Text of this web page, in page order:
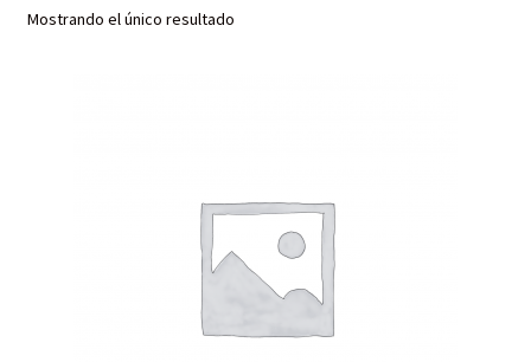
Planes VLC
Mostrando el único resultado